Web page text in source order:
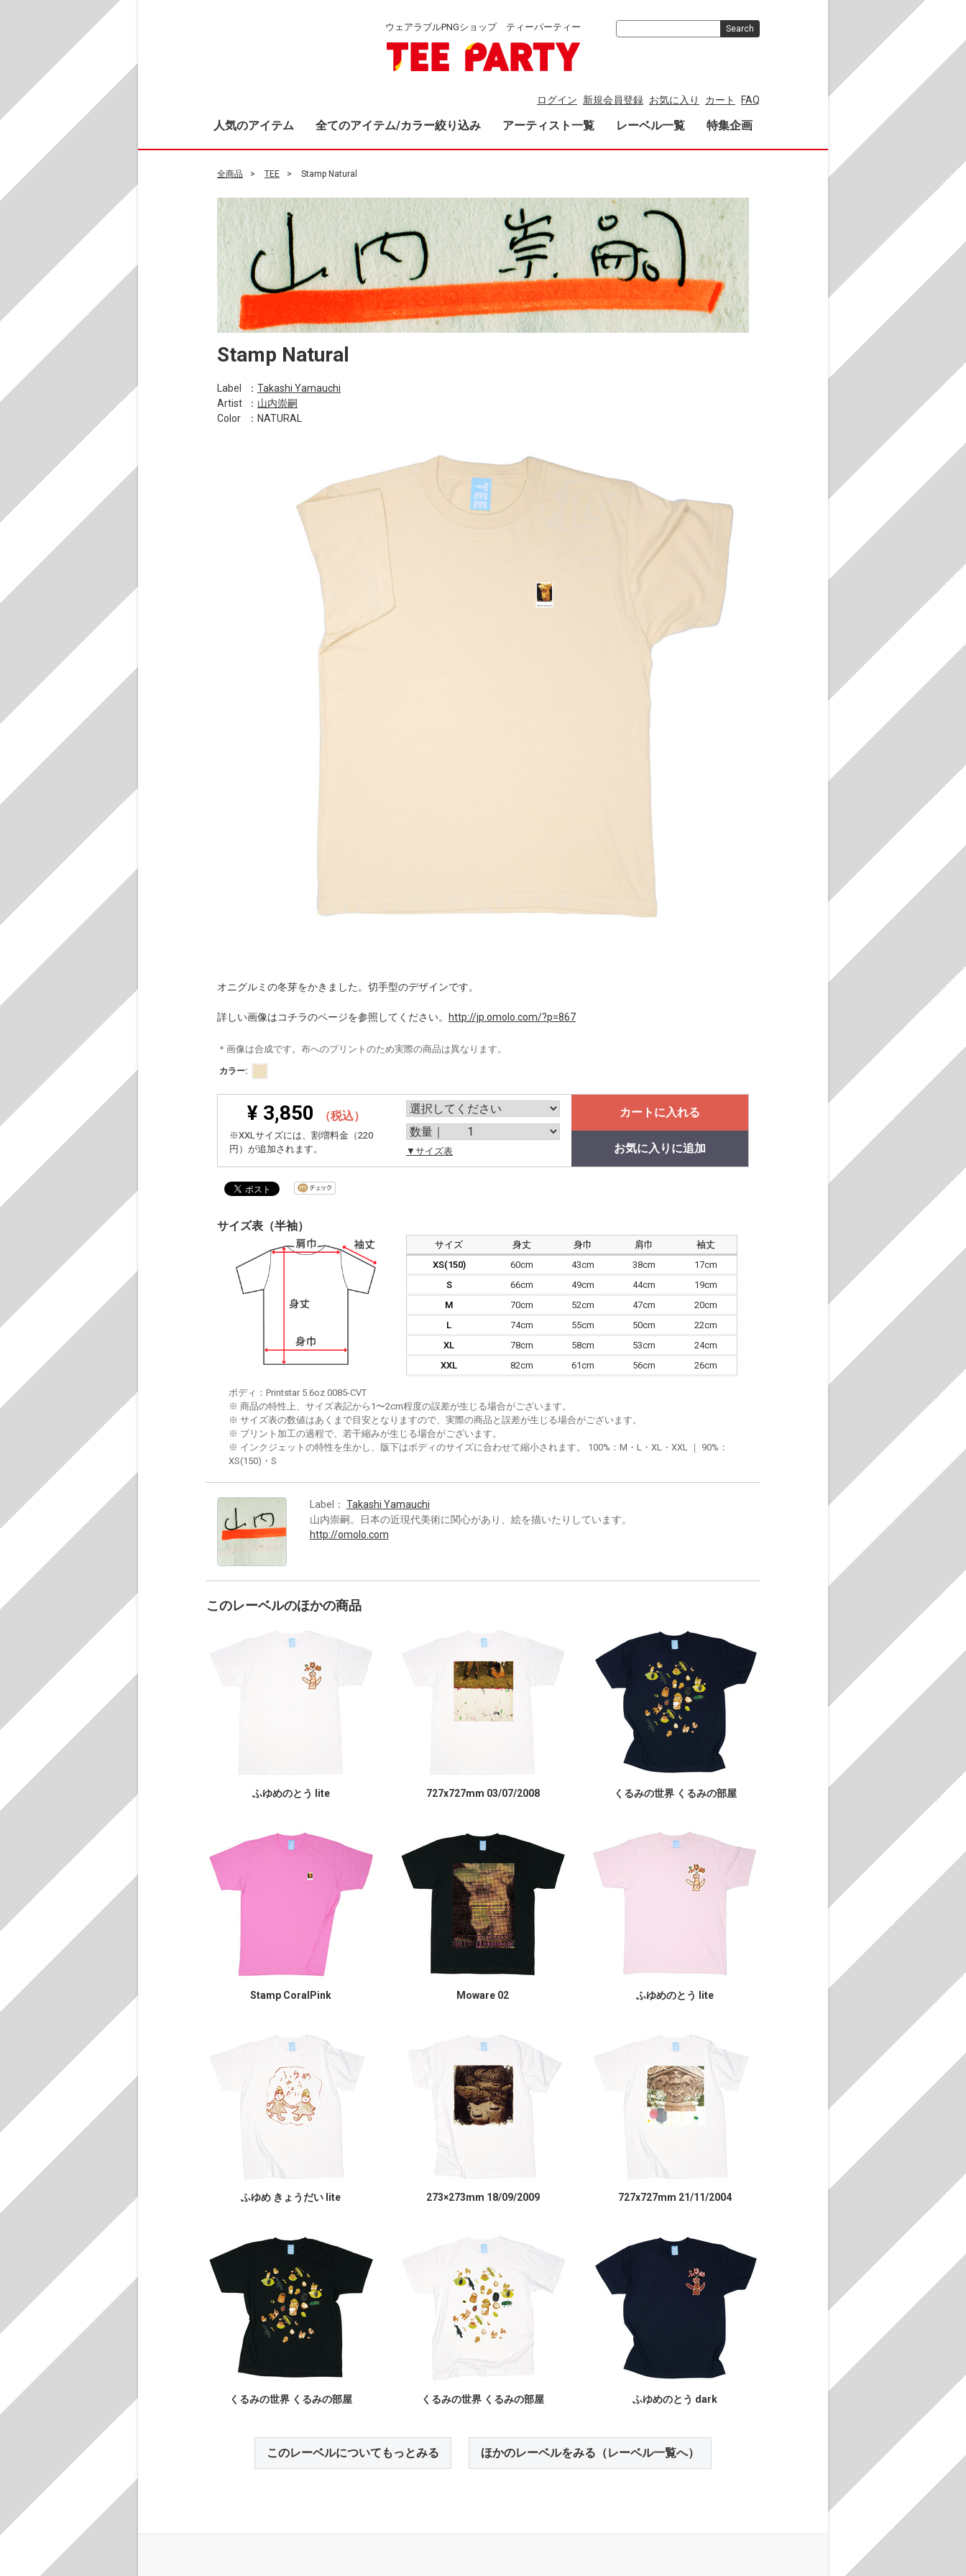
ウェアラブルPNGショップ ティーパーティー
ログイン 新規会員登録 お気に入り カート FAQ
人気のアイテム 全てのアイテム/カラー絞り込み アーティスト一覧 レーベル一覧 特集企画
Search
全商品 TEE Stamp Natural
Stamp Natural
Label ： Takashi Yamauchi
Artist
： 山内崇嗣
Color
：NATURAL
オニグルミの冬芽をかきました。切手型のデザインです。
詳しい画像はコチラのページを参照してください。 http://jp.omolo.com/?p=867
＊画像は合成です。布へのプリントのため実際の商品は異なります。
カラー:
¥ 3,850 （税込）
※XXLサイズには、割増料金（220
円）が追加されます。
▼サイズ表
カートに入れる
お気に入りに追加
サイズ表（半袖）
サイズ 身丈 身巾 肩巾
袖丈
XS(150)
60cm 43cm 38cm
17cm
S
66cm 49cm 44cm
19cm
M
70cm 52cm 47cm
20cm
L
74cm 55cm 50cm
22cm
XL
78cm 58cm 53cm
24cm
XXL
82cm 61cm 56cm 26cm
ボディ：Printstar 5.6oz 0085-CVT
※ 商品の特性上、サイズ表記から1〜2cm程度の誤差が生じる場合がございます。
※ サイズ表の数値はあくまで目安となりますので、実際の商品と誤差が生じる場合がございます。
※ プリント加工の過程で、若干縮みが生じる場合がございます。
※ インクジェットの特性を生かし、版下はボディのサイズに合わせて縮小されます。 100%：M・L・XL・XXL ｜ 90%：
XS(150)・S
Label： Takashi Yamauchi
山内崇嗣。日本の近現代美術に関心があり、絵を描いたりしています。
http://omolo.com
このレーベルのほかの商品
ふゆめのとう lite 727x727mm 03/07/2008 くるみの世界 くるみの部屋
Stamp CoralPink Moware 02 ふゆめのとう lite
ふゆめ きょうだい lite 273×273mm 18/09/2009 727x727mm 21/11/2004
くるみの世界 くるみの部屋 くるみの世界 くるみの部屋 ふゆめのとう dark
このレーベルについてもっとみる ほかのレーベルをみる（レーベル一覧へ）